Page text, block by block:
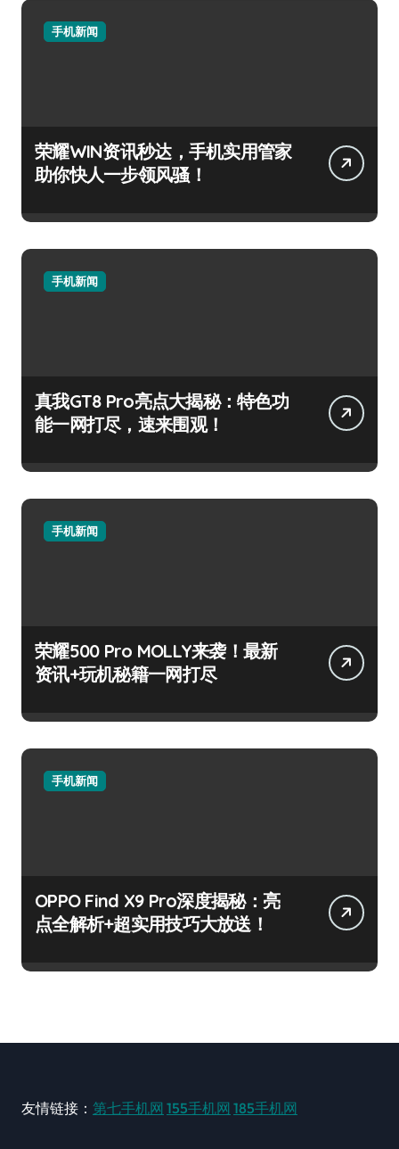
手机新闻
荣耀WIN资讯秒达，手机实用管家
助你快人一步领风骚！
手机新闻
真我GT8 Pro亮点大揭秘：特色功
能一网打尽，速来围观！
手机新闻
荣耀500 Pro MOLLY来袭！最新
资讯+玩机秘籍一网打尽
手机新闻
OPPO Find X9 Pro深度揭秘：亮
点全解析+超实用技巧大放送！
友情链接： 第七手机网 155手机网 185手机网